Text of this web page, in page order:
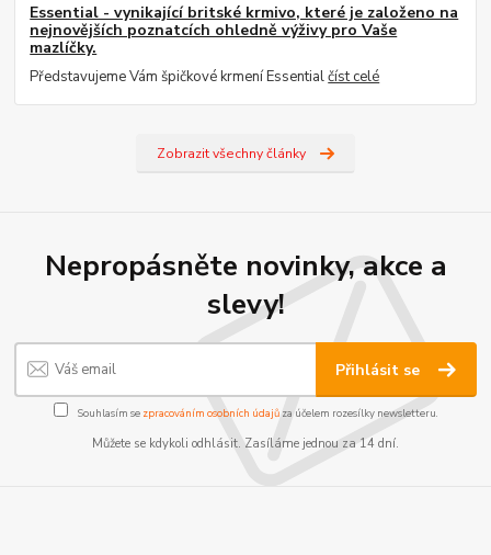
Essential - vynikající britské krmivo, které je založeno na
nejnovějších poznatcích ohledně výživy pro Vaše
mazlíčky.
Představujeme Vám špičkové krmení Essentialčíst celé
Zobrazit všechny články
Nepropásněte novinky, akce a
slevy!
Přihlásit se
Souhlasím se zpracováním osobních údajůza účelem rozesílky newsletteru.
Můžete se kdykoli odhlásit. Zasíláme jednou za 14 dní.